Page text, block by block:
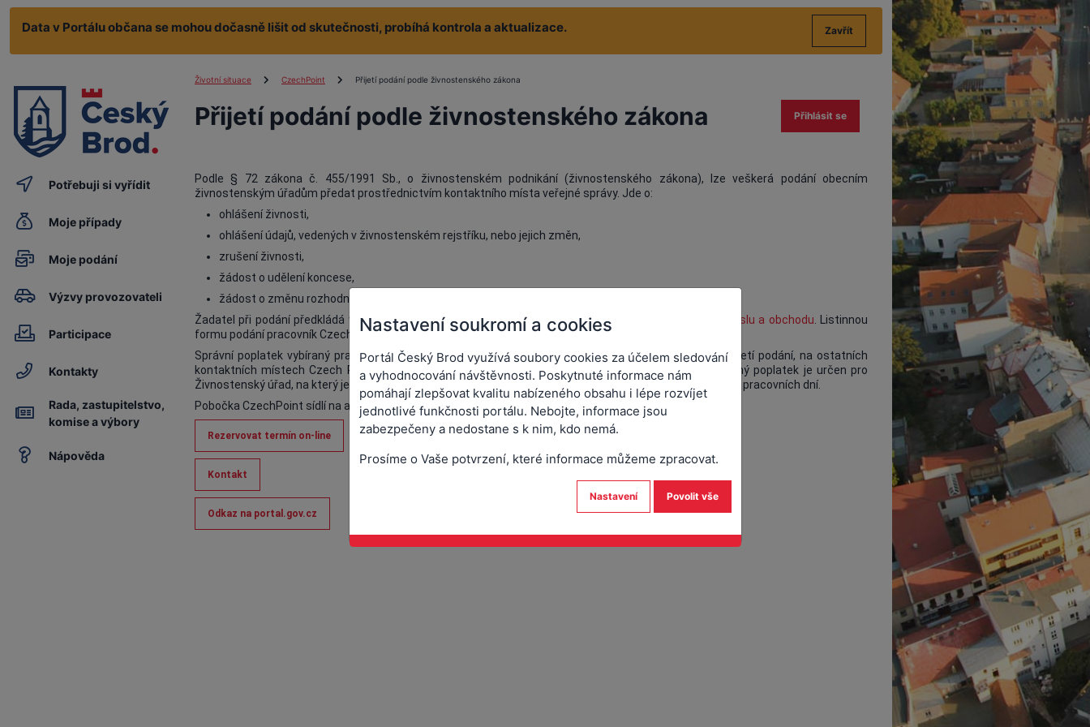
Data v Portálu občana se mohou dočasně lišit od skutečnosti, probíhá kontrola a aktualizace. Zavřít
Potřebuji si vyřídit
Moje případy
Moje podání
Výzvy provozovateli
Participace
Kontakty
Rada, zastupitelstvo,
komise a výbory
Nápověda
Životní situace CzechPoint Přijetí podání podle živnostenského zákona
Přijetí podání podle živnostenského zákona Přihlásit se
Podle § 72 zákona č. 455/1991 Sb., o živnostenském podnikání (živnostenského zákona), lze veškerá podání obecním
živnostenským úřadům předat prostřednictvím kontaktního místa veřejné správy. Jde o:
ohlášení živnosti,
ohlášení údajů, vedených v živnostenském rejstříku, nebo jejich změn,
zrušení živnosti,
žádost o udělení koncese,
žádost o změnu rozhodnutí o udělení koncese.
Žadatel při podání předkládá vyplněný jednotný registrační formulář, který získá na
Ministerstvu průmyslu a obchodu . Listinnou
formu podání pracovník Czech POINTu převezme a odešle na zvolený živnostenský úřad.
Správní poplatek vybíraný pracovištěm Czech POINT činí v případě samosprávních úřadů 50 Kč za přijetí podání, na ostatních
kontaktních místech Czech POINT podle ceníku. Další poplatek se vybírá dle druhu podání. Tento druhý poplatek je určen pro
Živnostenský úřad, na který je poté kontaktním místem Czech POINT zasílán. Změna v RŽP je aktivní do 5 pracovních dní.
Pobočka CzechPoint sídlí na adrese náměstí Arnošta z Pardubic č.p. 56, přízemí velvo. Mapa
Rezervovat termín on-line
Kontakt
Odkaz na portal.gov.cz
Nastavení soukromí a cookies
Portál Český Brod využívá soubory cookies za účelem sledování
a vyhodnocování návštěvnosti. Poskytnuté informace nám
pomáhají zlepšovat kvalitu nabízeného obsahu i lépe rozvíjet
jednotlivé funkčnosti portálu. Nebojte, informace jsou
zabezpečeny a nedostane s k nim, kdo nemá.
Prosíme o Vaše potvrzení, které informace můžeme zpracovat.
Nastavení Povolit vše